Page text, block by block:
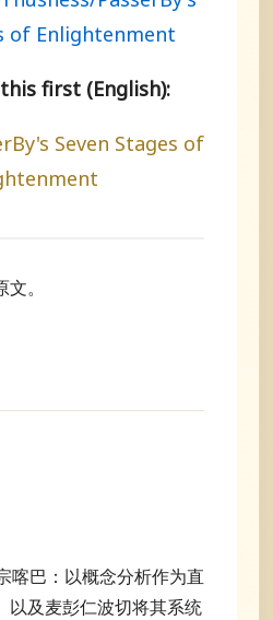
of Enlightenment
first (English):
Seven Stages of
。
喀巴：以概念分析作为直
以及麦彭仁波切将其系统